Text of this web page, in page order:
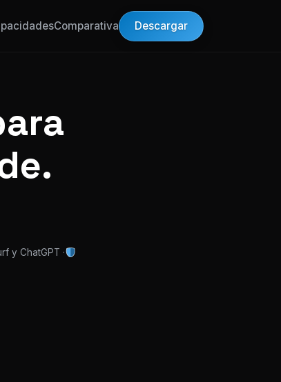
Comparativa Descargar
y ChatGPT ·